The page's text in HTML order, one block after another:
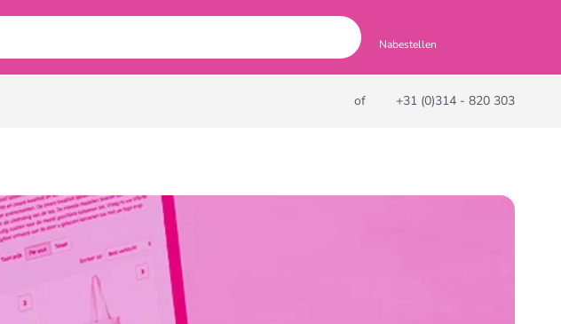
Nabestellen
of +31 (0)314 - 820 303